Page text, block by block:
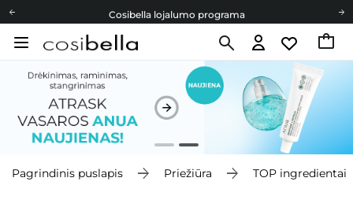
Cosibella lojalumo programa
Nemokamas pristatymas nuo 40,00 €
Cosibella lojalumo programa
Nemokamas pristatymas nuo 40,00 €
Dovanų Kortelės
Pagrindinis puslapis Priežiūra TOP ingredientai